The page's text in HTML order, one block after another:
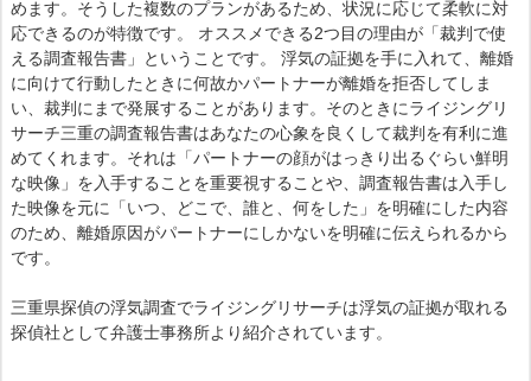
めます。そうした複数のプランがあるため、状況に応じて柔軟に対
応できるのが特徴です。 オススメできる2つ目の理由が「裁判で使
える調査報告書」ということです。 浮気の証拠を手に入れて、離婚
に向けて行動したときに何故かパートナーが離婚を拒否してしま
い、裁判にまで発展することがあります。そのときにライジングリ
サーチ三重の調査報告書はあなたの心象を良くして裁判を有利に進
めてくれます。それは「パートナーの顔がはっきり出るぐらい鮮明
な映像」を入手することを重要視することや、調査報告書は入手し
た映像を元に「いつ、どこで、誰と、何をした」を明確にした内容
のため、離婚原因がパートナーにしかないを明確に伝えられるから
です。
三重県探偵の浮気調査でライジングリサーチは浮気の証拠が取れる
探偵社として弁護士事務所より紹介されています。